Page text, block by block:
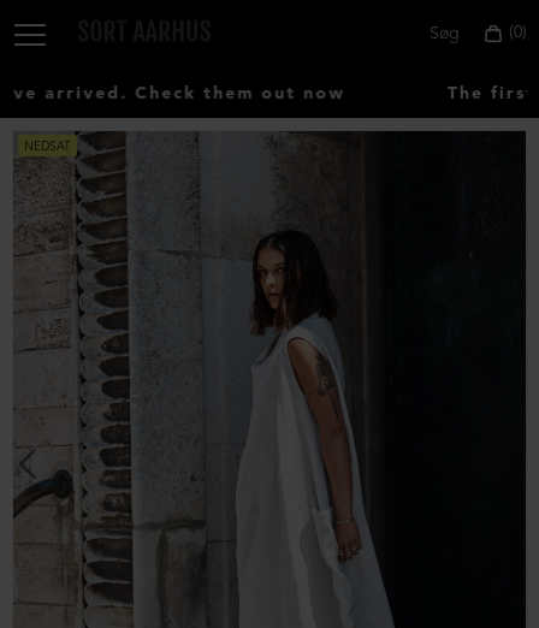
Vælg
land:
Denmark
0
Søg
arrived. Check them out now The first
NEDSAT